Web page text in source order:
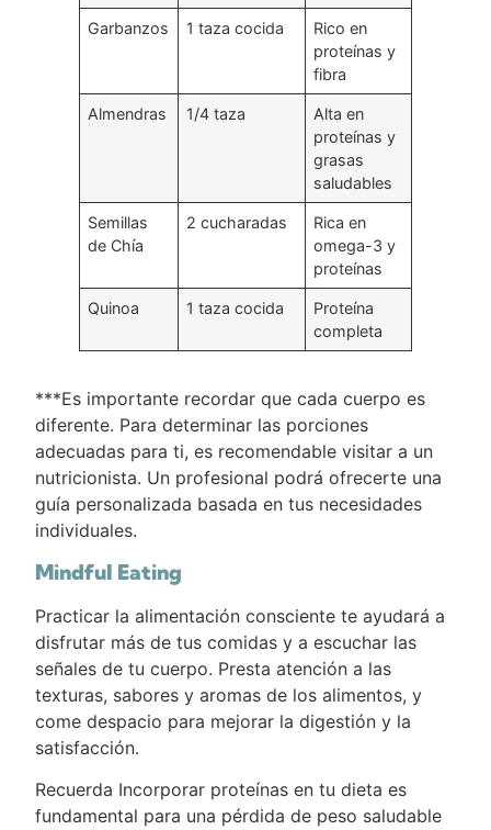
Garbanzos 1 taza cocida
Rico en
proteínas y
fibra
Almendras 1/4 taza
Alta en
proteínas y
grasas
saludables
Semillas
de Chía
2 cucharadas
Rica en
omega-3 y
proteínas
Quinoa 1 taza cocida
Proteína
completa
***Es importante recordar que cada cuerpo es
diferente. Para determinar las porciones
adecuadas para ti, es recomendable visitar a un
nutricionista. Un profesional podrá ofrecerte una
guía personalizada basada en tus necesidades
individuales.
Mindful Eating
Practicar la alimentación consciente te ayudará a
disfrutar más de tus comidas y a escuchar las
señales de tu cuerpo. Presta atención a las
texturas, sabores y aromas de los alimentos, y
come despacio para mejorar la digestión y la
satisfacción.
Recuerda Incorporar proteínas en tu dieta es
fundamental para una pérdida de peso saludable